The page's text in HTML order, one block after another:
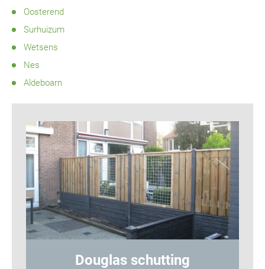
Oosterend
Surhuizum
Wetsens
Nes
Aldeboarn
Hout-betonschutting